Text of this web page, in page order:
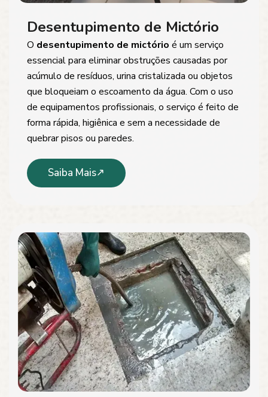
Desentupimento de Mictório
O desentupimento de mictório é um serviço
essencial para eliminar obstruções causadas por
acúmulo de resíduos, urina cristalizada ou objetos
que bloqueiam o escoamento da água. Com o uso
de equipamentos profissionais, o serviço é feito de
forma rápida, higiênica e sem a necessidade de
quebrar pisos ou paredes.
Saiba Mais